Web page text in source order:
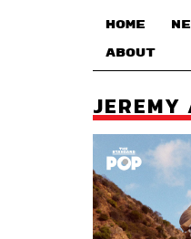
HOME
ABOUT
JEREMY